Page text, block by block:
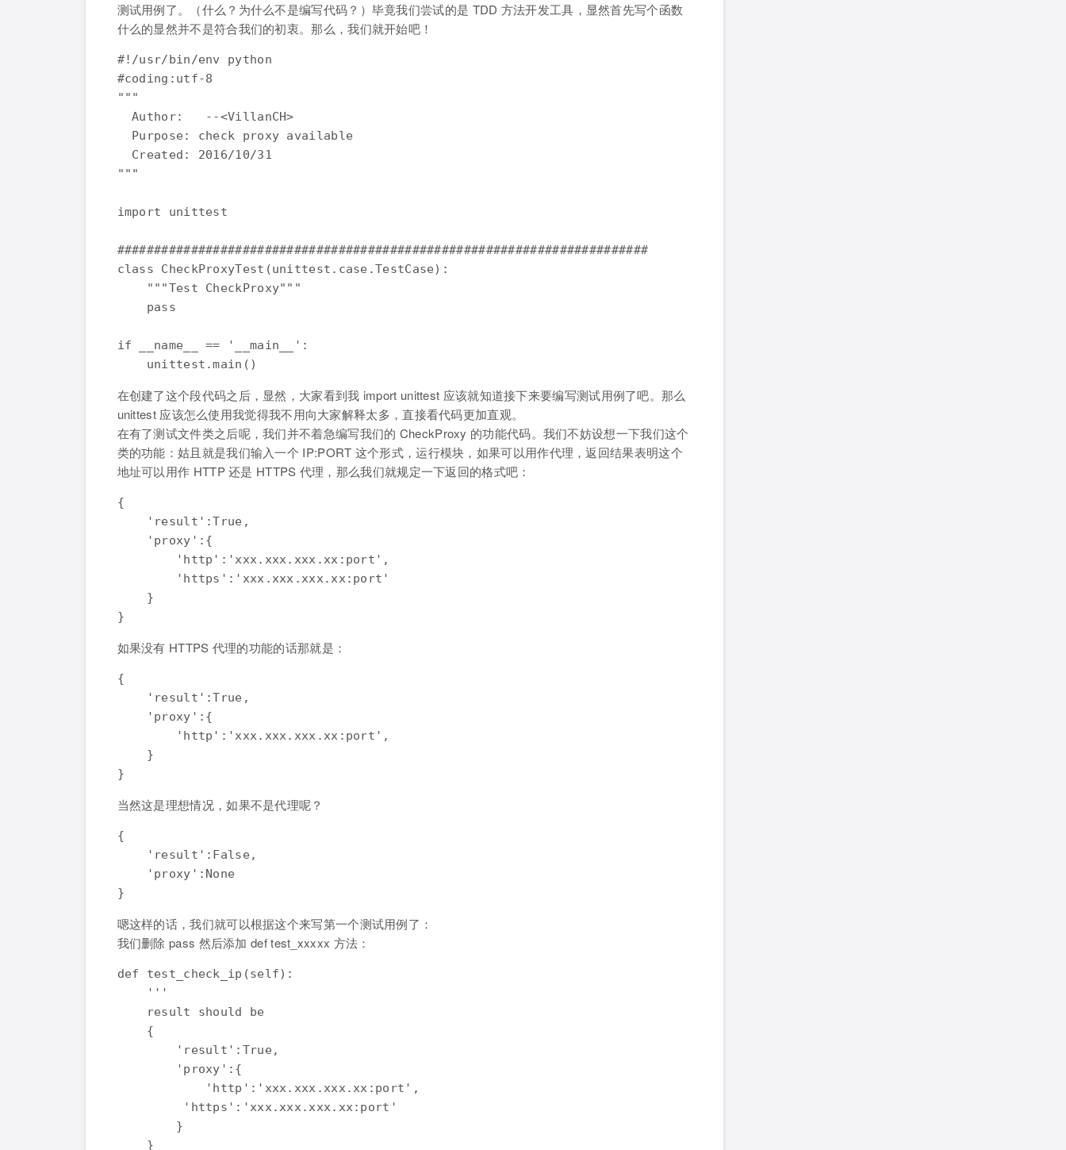
测试用例了。（什么？为什么不是编写代码？）毕竟我们尝试的是 TDD 方法开发工具，显然首先写个函数
什么的显然并不是符合我们的初衷。那么，我们就开始吧！
#!/usr/bin/env python
#coding:utf-8
"""
  Author:   --<VillanCH>
  Purpose: check proxy available
  Created: 2016/10/31
"""
import unittest
########################################################################
class CheckProxyTest(unittest.case.TestCase):
    """Test CheckProxy"""
    pass
if __name__ == '__main__':
在创建了这个段代码之后，显然，大家看到我 import unittest 应该就知道接下来要编写测试用例了吧。那么
unittest 应该怎么使用我觉得我不用向大家解释太多，直接看代码更加直观。
在有了测试文件类之后呢，我们并不着急编写我们的 CheckProxy 的功能代码。我们不妨设想一下我们这个
类的功能：姑且就是我们输入一个 IP:PORT 这个形式，运行模块，如果可以用作代理，返回结果表明这个
地址可以用作 HTTP 还是 HTTPS 代理，那么我们就规定一下返回的格式吧：
{
    'result':True,
    'proxy':{
        'http':'xxx.xxx.xxx.xx:port',
        'https':'xxx.xxx.xxx.xx:port'
    }
如果没有 HTTPS 代理的功能的话那就是：
{
    'result':True,
    'proxy':{
        'http':'xxx.xxx.xxx.xx:port',
    }
当然这是理想情况，如果不是代理呢？
{
    'result':False,
    'proxy':None
嗯这样的话，我们就可以根据这个来写第一个测试用例了：
我们删除 pass 然后添加 def test_xxxxx 方法：
def test_check_ip(self):
    '''
    result should be
    {
        'result':True,
        'proxy':{
            'http':'xxx.xxx.xxx.xx:port',
         'https':'xxx.xxx.xxx.xx:port'
        }
    }